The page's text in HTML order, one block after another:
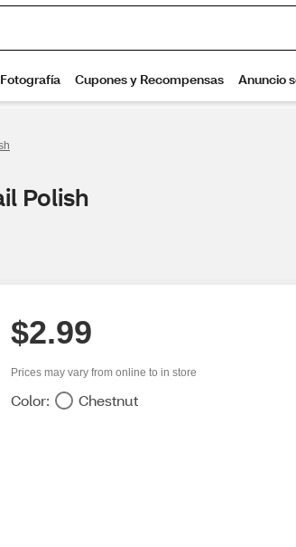
Polish
$2.99
Prices may vary from online to in store
Color: Chestnut